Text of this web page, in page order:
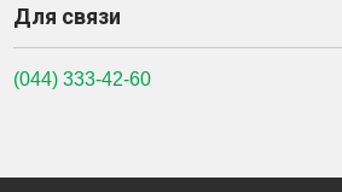
Для связи
(044) 333-42-60